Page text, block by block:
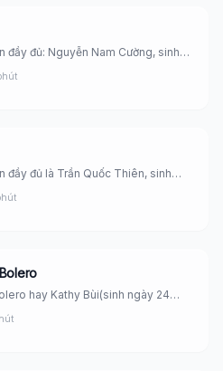
đầy đủ: Nguyễn Nam Cường, sinh
đầy đủ là Trần Quốc Thiên, sinh
hay Kathy Bùi(sinh ngày 24